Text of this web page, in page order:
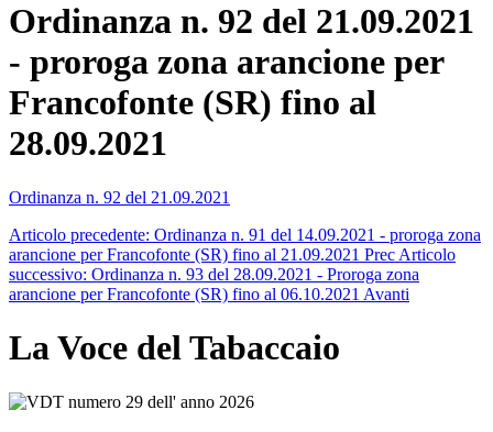
Ordinanza n. 92 del 21.09.2021
- proroga zona arancione per
Francofonte (SR) fino al
28.09.2021
Ordinanza n. 92 del 21.09.2021
Articolo precedente: Ordinanza n. 91 del 14.09.2021 - proroga zona
arancione per Francofonte (SR) fino al 21.09.2021 Prec Articolo
successivo: Ordinanza n. 93 del 28.09.2021 - Proroga zona
arancione per Francofonte (SR) fino al 06.10.2021 Avanti
La Voce del Tabaccaio